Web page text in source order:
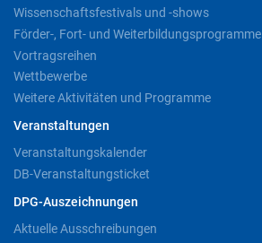
Wissenschaftsfestivals und -shows
Förder-, Fort- und Weiterbildungsprogramme
Vortragsreihen
Wettbewerbe
Weitere Aktivitäten und Programme
Veranstaltungen
Veranstaltungskalender
DB-Veranstaltungsticket
DPG-Auszeichnungen
Aktuelle Ausschreibungen